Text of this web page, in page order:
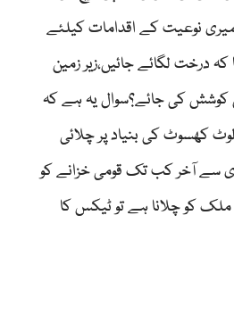
نوعیت کے اقدامات کیلئے
درخت لگائے جائیں،زیر زمین
کوشش کی جائے؟سوال یہ ہے کہ
کھسوٹ کی بنیاد پر چلائی
سے آخر کب تک قومی خزانے کو
کو چلانا ہے تو ٹیکس کا